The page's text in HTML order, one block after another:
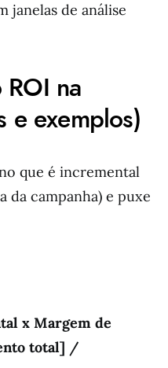
janelas de análise
na
e exemplos)
que é incremental
da campanha) e puxe
x Margem de
total] /